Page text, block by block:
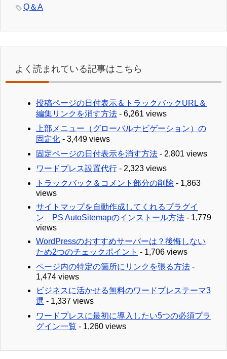
Q＆A
よく読まれている記事はこちら
投稿ページの日付表示＆トラックバックURL＆
編集リンクを消す方法 - 6,261 views
上部メニュー（グローバルナビゲーション）の
固定化 - 3,449 views
固定ページの日付表示を消す方法 - 2,801 views
ワードプレス設置代行 - 2,323 views
トラックバック＆コメント部分の削除 - 1,863
views
サイトマップを自動作成してくれるプラグイ
ン PS AutoSitemapのインストール方法 - 1,779
views
WordPressのおすすめサーバーは？後悔しない
ため2つのチェックポイント - 1,706 views
ページ内の特定の箇所にリンクを張る方法 -
1,474 views
ビジネスに活かせる無料のワードプレステーマ3
選 - 1,337 views
ワードプレスに最初に導入したい5つの必須プラ
グイン一覧 - 1,260 views